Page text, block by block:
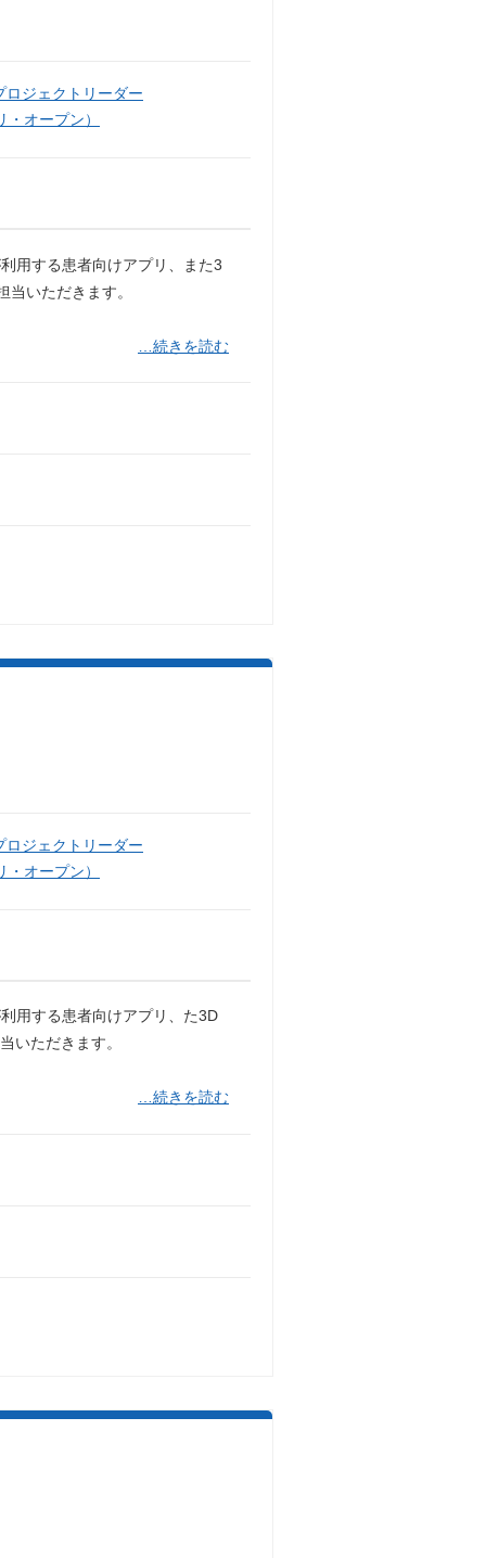
ロジェクトリーダー
オープン）
用する患者向けアプリ、また3
いただきます。
…続きを読む
ロジェクトリーダー
オープン）
用する患者向けアプリ、た3D
いただきます。
…続きを読む